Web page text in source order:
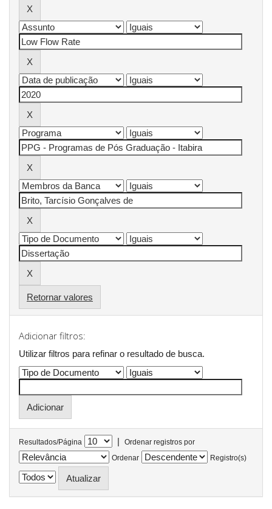
Retornar valores
Adicionar filtros:
Utilizar filtros para refinar o resultado de busca.
Resultados/Página |
Ordenar registros por
Ordenar
Registro(s)